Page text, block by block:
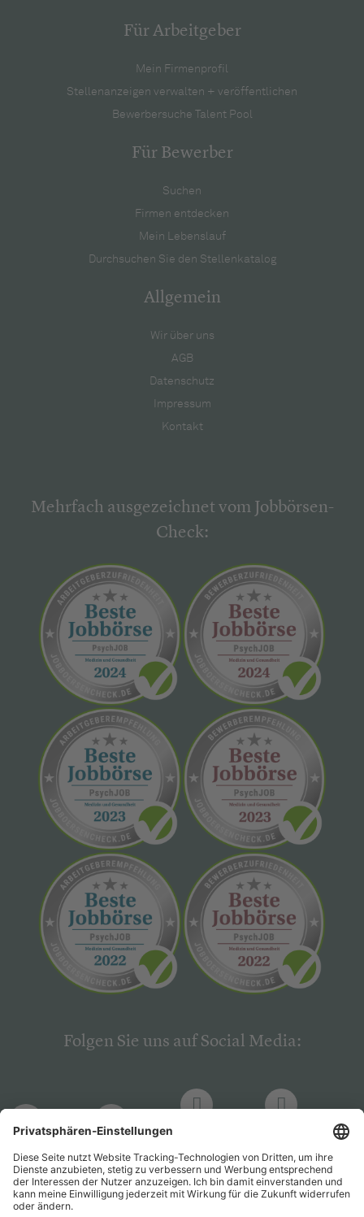
Für Arbeitgeber
Mein Firmenprofil
Stellenanzeigen verwalten + veröffentlichen
Bewerbersuche Talent Pool
Für Bewerber
Suchen
Firmen entdecken
Mein Lebenslauf
Durchsuchen Sie den Stellenkatalog
Allgemein
Wir über uns
AGB
Datenschutz
Impressum
Kontakt
Mehrfach ausgezeichnet vom Jobbörsen-
Check:
Folgen Sie uns auf Social Media:
PsychJOB PsychJOB
Hogrefe
Verlag
Hogrefe
Verlag